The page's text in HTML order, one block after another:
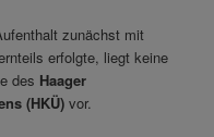
zunächst mit
erfolgte, liegt keine
des Haager
s (HKÜ)vor.